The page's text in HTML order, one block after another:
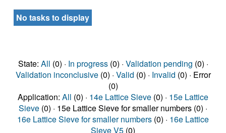
No tasks to display
State: All (0) · In progress(0) · Validation pending (0) ·
Validation inconclusive(0) · Valid (0) · Invalid (0) · Error
(0)
Application: All (0) · 14e Lattice Sieve (0) · 15e Lattice
Sieve (0) · 15e Lattice Sieve for smaller numbers (0) ·
16e Lattice Sieve for smaller numbers (0) · 16e Lattice
Sieve V5 (0)